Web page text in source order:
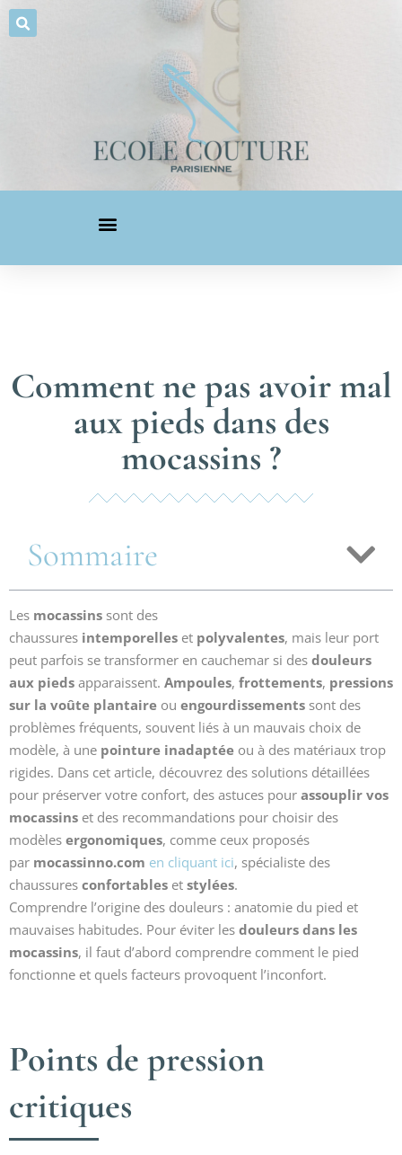
Comment ne pas avoir mal
aux pieds dans des
mocassins ?
Sommaire
Les mocassins sont des
chaussures intemporelles et polyvalentes, mais leur port
peut parfois se transformer en cauchemar si des douleurs
aux pieds apparaissent. Ampoules, frottements, pressions
sur la voûte plantaire ou engourdissements sont des
problèmes fréquents, souvent liés à un mauvais choix de
modèle, à une pointure inadaptée ou à des matériaux trop
rigides. Dans cet article, découvrez des solutions détaillées
pour préserver votre confort, des astuces pour assouplir vos
mocassins et des recommandations pour choisir des
modèles ergonomiques, comme ceux proposés
par mocassinno.com en cliquant ici, spécialiste des
chaussures confortables et stylées.
Comprendre l’origine des douleurs : anatomie du pied et
mauvaises habitudes. Pour éviter les douleurs dans les
mocassins, il faut d’abord comprendre comment le pied
fonctionne et quels facteurs provoquent l’inconfort.
Points de pression
critiques